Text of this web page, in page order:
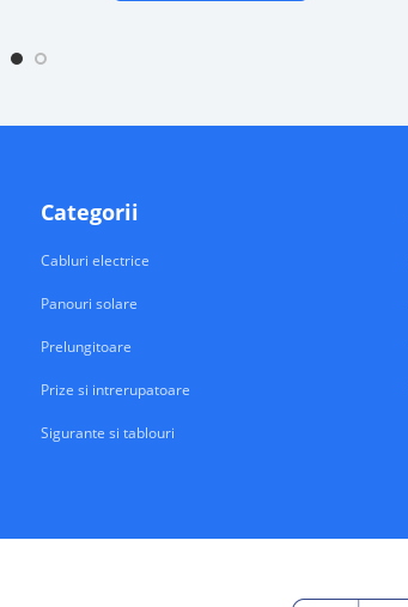
Categorii
Cabluri electrice
Panouri solare
Prelungitoare
Prize si intrerupatoare
Sigurante si tablouri